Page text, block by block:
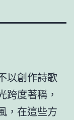
以創作詩歌
跨度著稱，
，在這些方